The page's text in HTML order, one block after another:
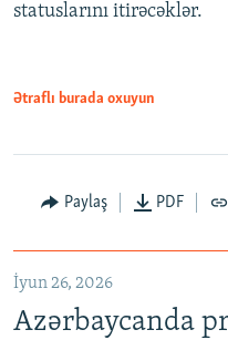
Auto 240p
720p
statuslarını itirəcəklər.
Ətraflı burada oxuyun
Paylaş PDF
İyun 26, 2026
Azərbaycanda